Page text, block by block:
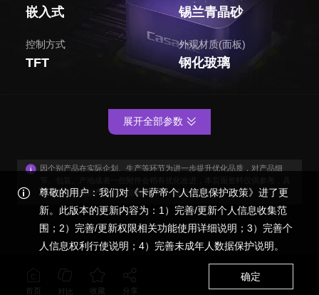
嵌入式 锡兰青晶砂
控制方式
TFT
外观材质(面板)
钢化玻璃
因个别产品在实际企划、生产等环节为进一步提升优化品质，对产品细
体外观与功能以产品装箱说明书为准，感谢您的谅解！
展开全部参数
首页 对比 收藏 分享
尊敬的用户：我们对《卡萨帝个人信息保护政策》进了更
新。此版本的更新内容为：1）完善/更新个人信息收集范
围；2）完善/更新权限相关功能使用详细说明；3）完善个
人信息权利行使说明；4）完善未成年人数据保护说明。
确定